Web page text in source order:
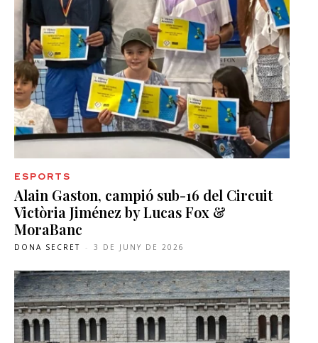
ESPORTS
Alain Gaston, campió sub-16 del Circuit
Victòria Jiménez by Lucas Fox &
MoraBanc
DONA SECRET - 3 DE JUNY DE 2026